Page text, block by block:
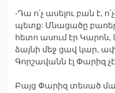
-Դա ո՛չ ասելու բան է,
պետք: Մնացածը
հետո ասում էր
ձայնի մեջ ցավ կար,
Գորշավանն էլ Փարիզ
Բայց Փարիզ տեսած